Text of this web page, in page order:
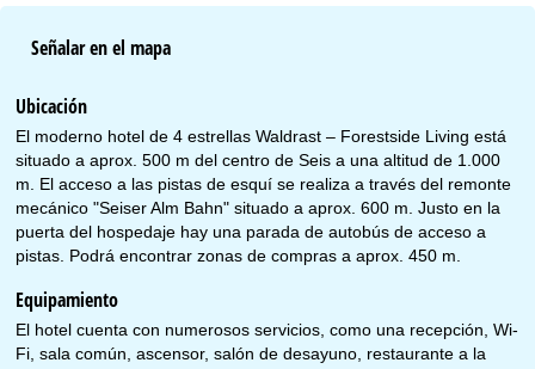
Señalar en el mapa
Ubicación
El moderno hotel de 4 estrellas Waldrast – Forestside Living está
situado a aprox. 500 m del centro de Seis a una altitud de 1.000
m. El acceso a las pistas de esquí se realiza a través del remonte
mecánico "Seiser Alm Bahn" situado a aprox. 600 m. Justo en la
puerta del hospedaje hay una parada de autobús de acceso a
pistas. Podrá encontrar zonas de compras a aprox. 450 m.
Equipamiento
El hotel cuenta con numerosos servicios, como una recepción, Wi-
Fi, sala común, ascensor, salón de desayuno, restaurante a la